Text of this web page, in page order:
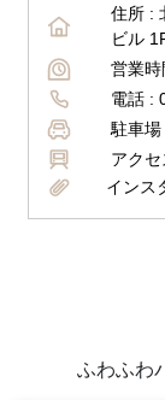
住所 :
ビル
営業時
電話 :
駐車場
アクセ
インス
ふわふわ